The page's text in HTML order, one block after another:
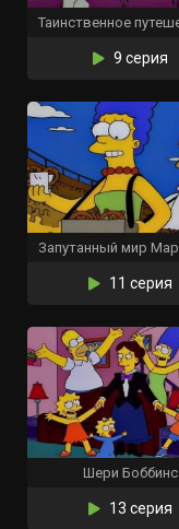
9 серия
11 серия
Шери Боббинс
13 серия